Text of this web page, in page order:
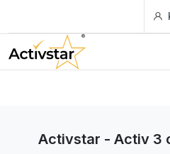
Activstar - Activ 3